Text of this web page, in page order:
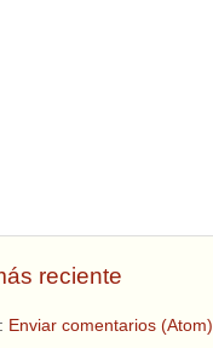
reciente
Enviar comentarios (Atom)